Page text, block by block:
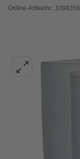
Online-Artikelnr.: 1098356